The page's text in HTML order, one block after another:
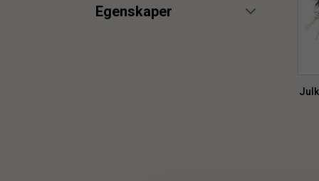
min. max.
Julkrans
Egenskaper